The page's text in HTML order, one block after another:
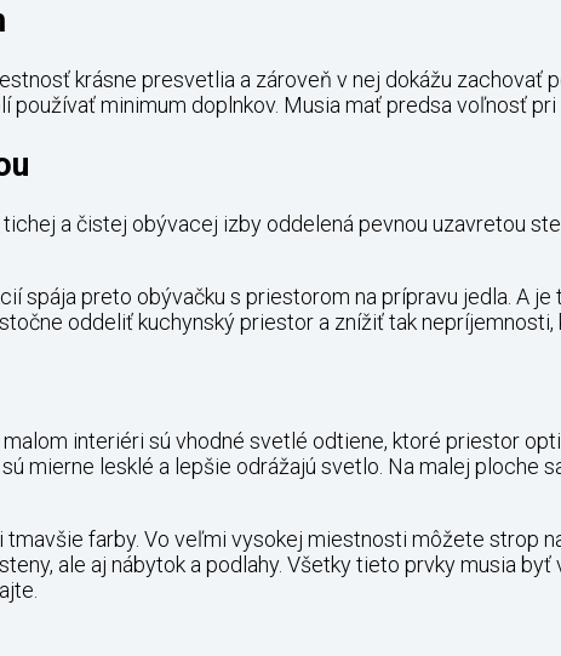
krásne presvetlia a zároveň v nej dokážu zachovať
minimum doplnkov. Musia mať predsa voľnosť
a čistej obývacej izby oddelená pevnou uzavretou
spája preto obývačku s priestorom na prípravu jedla. A
oddeliť kuchynský priestor a znížiť tak nepríjemnosti,
interiéri sú vhodné svetlé odtiene, ktoré priestor
mierne lesklé a lepšie odrážajú svetlo. Na malej ploche
farby. Vo veľmi vysokej miestnosti môžete strop
ale aj nábytok a podlahy. Všetky tieto prvky musia